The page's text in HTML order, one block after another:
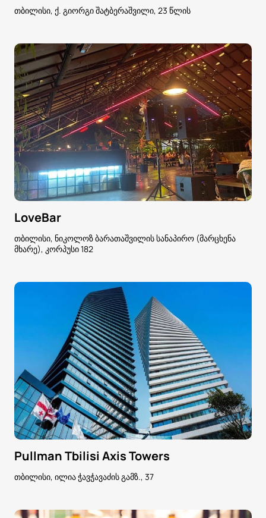
თბილისი, ქ. გიორგი შატბერაშვილი, 23 წლის
LoveBar
თბილისი, ნიკოლოზ ბარათაშვილის სანაპირო (მარცხენა
მხარე), კორპუსი 182
Pullman Tbilisi Axis Towers
თბილისი, ილია ჭავჭავაძის გამზ., 37